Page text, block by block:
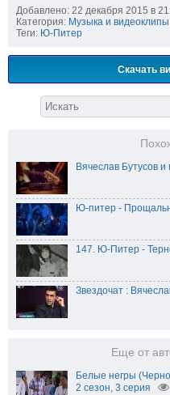
Добавлено: 22 декабря 2015 в
Категория: Музыка и видеоклипы
Теги: Ю-Питер
Скачать
Вячеслав Бутусов
Ю-питер -
147. Ю-Питер -
Звездочат :
Еще от
Белые негры
2 сезон, 3 серия